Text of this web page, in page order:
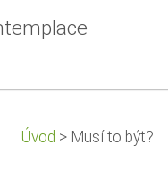
Úvod > Musí to být?